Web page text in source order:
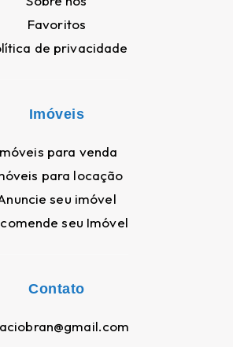
Favoritos
de privacidade
Imóveis
para venda
para locação
seu imóvel
seu Imóvel
Contato